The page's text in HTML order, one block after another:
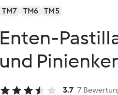
TM7 TM6 TM5
Enten-
und
3.7 7